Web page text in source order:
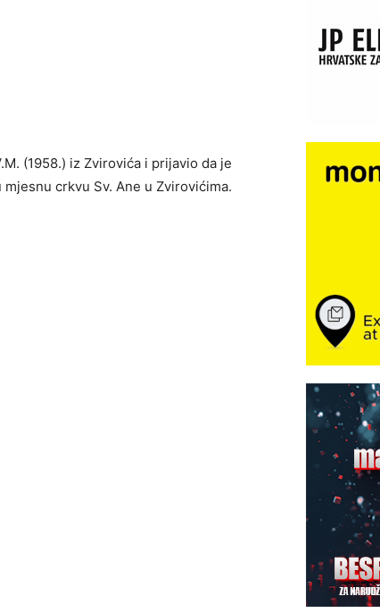
(1958.) iz Zvirovića i prijavio da je
crkvu Sv. Ane u Zvirovićima.